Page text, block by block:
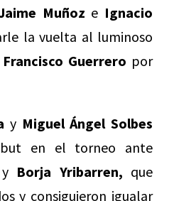
Muñoz e Ignacio
la vuelta al luminoso
Francisco Guerrero por
y Miguel Ángel Solbes
en el torneo ante
y Borja Yribarren, que
y consiguieron igualar